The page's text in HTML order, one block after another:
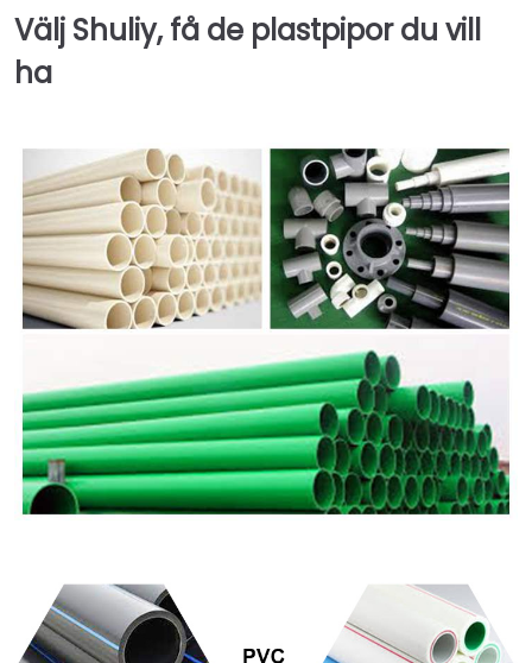
Välj Shuliy, få de plastpipor du vill
ha